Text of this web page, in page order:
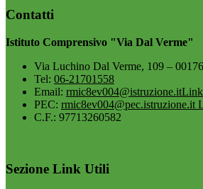
Contatti
Istituto Comprensivo "Via Dal Verme"
Via Luchino Dal Verme, 109 –
Tel: 06-21701558
Email: rmic8ev004@istruzione.itLink
PEC: rmic8ev004@pec.istruzione.it
C.F.: 97713260582
Sezione Link Utili